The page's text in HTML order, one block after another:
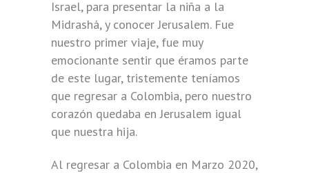
Israel, para presentar la niña a la
Midrashá, y conocer Jerusalem. Fue
nuestro primer viaje, fue muy
emocionante sentir que éramos parte
de este lugar, tristemente teníamos
que regresar a Colombia, pero nuestro
corazón quedaba en Jerusalem igual
que nuestra hija.
Al regresar a Colombia en Marzo 2020,